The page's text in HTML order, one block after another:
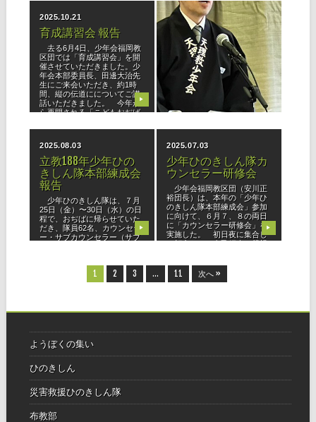
ろこ
2025.10.21
育成講習会 報告
去る6月4日、少年会福岡教
区団では「育成講習会」を開
催させていただきました。少
年会本部委員長、田邊大治先
生にご来会いただき、約1時
間、縦の伝道にについてご講
話いただきました。 今年か
ら再開される「こどもおぢば
▶
2025.10.21
育成講習会 開催報告
5月1日、少年会福岡教区団
では育成講習会を開催させて
いただきました。講師に少年
会本部副委員長、島村正規
（髙知大教会長）先生にご来
会いただき、ご講話をいただ
きました。我が家のいんねん
2025.08.03
立教188年少年ひの
きしん隊本部練成会
報告
少年ひのきしん隊は、７月
25日（金）〜30日（水）の日
程で、おぢばに帰らせていた
だき、隊員62名、カウンセラ
ー・サブカウンセラー（サブ
総勢98名でした。今回の隊員
▶
2025.07.03
少年ひのきしん隊カ
ウンセラー研修会
少年会福岡教区団（安川正
裕団長）は、本年の「少年ひ
のきしん隊本部練成会」参加
に向けて、６月７、８の両日
に「カウンセラー研修会」を
実施した。 初日夜に集合し
て顔合わせ、自己紹介、懇親
▶
1 2 3 … 11 次へ »
ようぼくの集い
ひのきしん
災害救援ひのきしん隊
布教部